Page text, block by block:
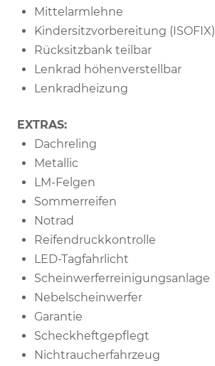
Mittelarmlehne
Kindersitzvorbereitung (ISOFIX)
Rücksitzbank teilbar
Lenkrad höhenverstellbar
Lenkradheizung
EXTRAS:
Dachreling
Metallic
LM-Felgen
Sommerreifen
Notrad
Reifendruckkontrolle
LED-Tagfahrlicht
Scheinwerferreinigungsanlage
Nebelscheinwerfer
Garantie
Scheckheftgepflegt
Nichtraucherfahrzeug